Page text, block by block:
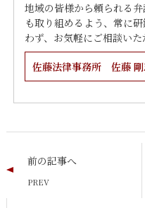
地域の皆様から頼られる
も取り組めるよう、常に
わず、お気軽にご相談いた
佐藤法律事務所 佐藤
前の記事へ